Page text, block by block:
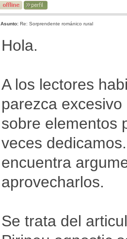
Asunto: Re: Sorprendente románico rural
Hola.
A los lectores
parezca
sobre elementos
veces
encuentra
aprovecharlos.
Se trata del